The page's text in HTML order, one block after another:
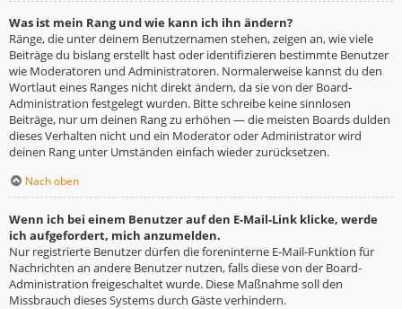
Was ist mein Rang und wie kann ich ihn ändern?
Ränge, die unter deinem Benutzernamen stehen, zeigen an, wie viele
Beiträge du bislang erstellt hast oder identifizieren bestimmte Benutzer
wie Moderatoren und Administratoren. Normalerweise kannst du den
Wortlaut eines Ranges nicht direkt ändern, da sie von der Board-
Administration festgelegt wurden. Bitte schreibe keine sinnlosen
Beiträge, nur um deinen Rang zu erhöhen — die meisten Boards dulden
dieses Verhalten nicht und ein Moderator oder Administrator wird
deinen Rang unter Umständen einfach wieder zurücksetzen.
Nach oben
Wenn ich bei einem Benutzer auf den E-Mail-Link klicke, werde
ich aufgefordert, mich anzumelden.
Nur registrierte Benutzer dürfen die foreninterne E-Mail-Funktion für
Nachrichten an andere Benutzer nutzen, falls diese von der Board-
Administration freigeschaltet wurde. Diese Maßnahme soll den
Missbrauch dieses Systems durch Gäste verhindern.